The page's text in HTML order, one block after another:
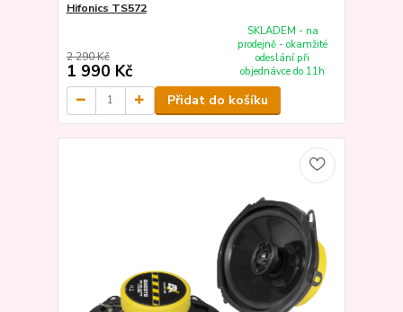
Hifonics TS572
2 290 Kč
1 990 Kč
SKLADEM - na
prodejně - okamžité
odeslání při
objednávce do 11h
Přidat do košíku